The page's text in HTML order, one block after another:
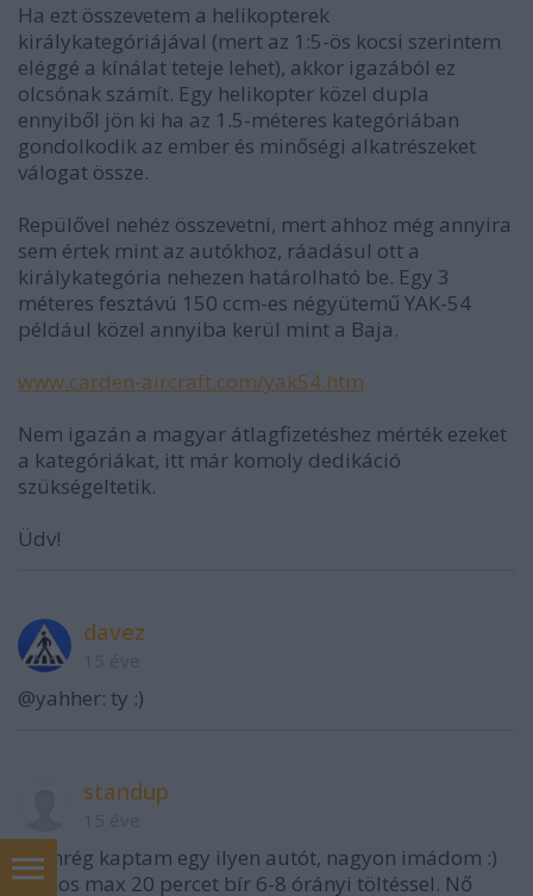
Ha ezt összevetem a helikopterek
királykategóriájával (mert az 1:5-ös kocsi szerintem
eléggé a kínálat teteje lehet), akkor igazából ez
olcsónak számít. Egy helikopter közel dupla
ennyiből jön ki ha az 1.5-méteres kategóriában
gondolkodik az ember és minőségi alkatrészeket
válogat össze.
Repülővel nehéz összevetni, mert ahhoz még annyira
sem értek mint az autókhoz, ráadásul ott a
királykategória nehezen határolható be. Egy 3
méteres fesztávú 150 ccm-es négyütemű YAK-54
például közel annyiba kerül mint a Baja.
www.carden-aircraft.com/yak54.htm
Nem igazán a magyar átlagfizetéshez mérték ezeket
a kategóriákat, itt már komoly dedikáció
szükségeltetik.
Üdv!
davez
@yahher: ty :)
standup
Nemrég kaptam egy ilyen autót, nagyon imádom :)
Sajnos max 20 percet bír 6-8 órányi töltéssel. Nő